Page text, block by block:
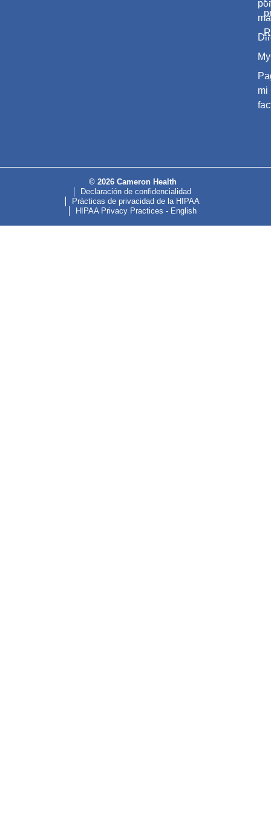
por
mi
© 2026 Cameron Health
Declaración de confidencialidad
Prácticas de privacidad de la HIPAA
HIPAA Privacy Practices - English